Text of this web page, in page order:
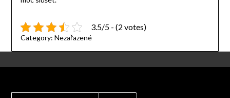
3.5/5 - (2 votes)
Category: Nezařazené